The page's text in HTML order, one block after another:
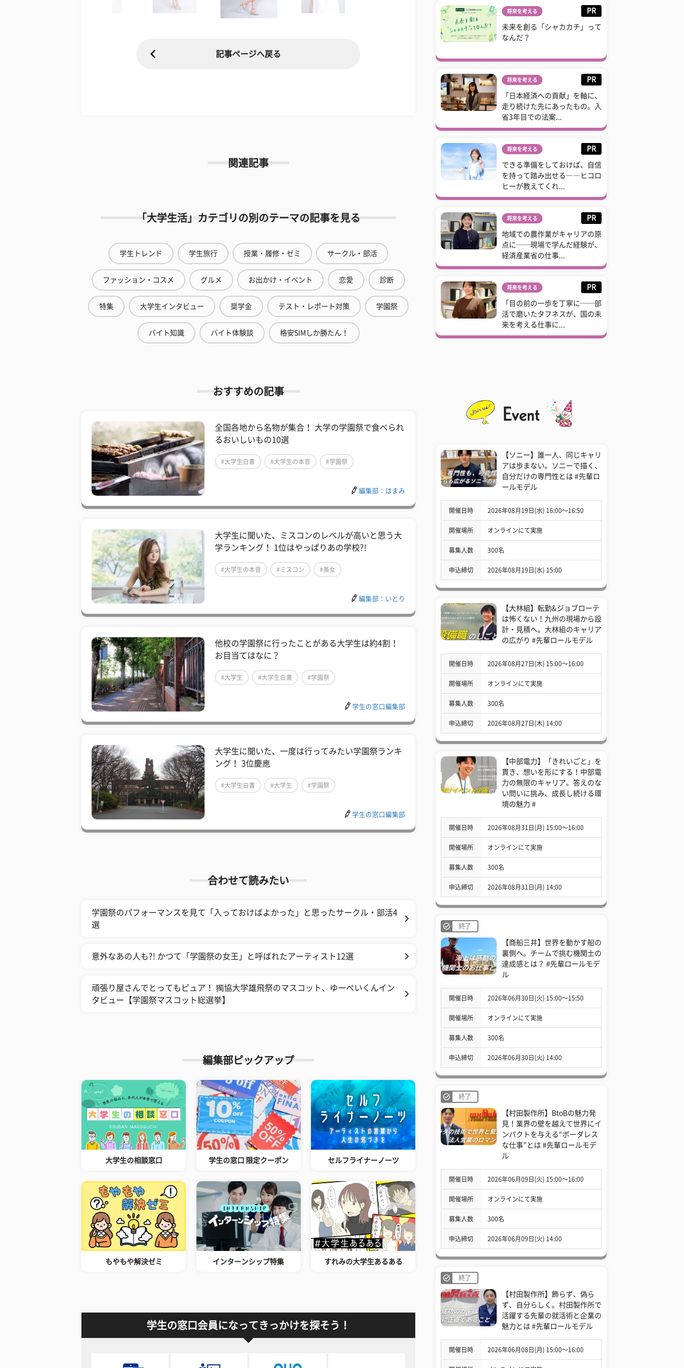
記事ページへ戻る
関連記事
「大学生活」カテゴリの別のテーマの記事を見る
学生トレンド 学生旅行 授業・履修・ゼミ サークル・部活
ファッション・コスメ グルメ お出かけ・イベント 恋愛 診断
特集 大学生インタビュー 奨学金 テスト・レポート対策 学園祭
バイト知識 バイト体験談 格安SIMしか勝たん！
おすすめの記事
全国各地から名物が集合！ 大学の学園祭で食べられ
るおいしいもの10選
#大学生白書 #大学生の本音 #学園祭
編集部：はまみ
大学生に聞いた、ミスコンのレベルが高いと思う大
学ランキング！ 1位はやっぱりあの学校?!
#大学生の本音 #ミスコン #美女
編集部：いとり
他校の学園祭に行ったことがある大学生は約4割！
お目当てはなに？
#大学生 #大学生白書 #学園祭
学生の窓口編集部
大学生に聞いた、一度は行ってみたい学園祭ランキ
ング！ 3位慶應
#大学生白書 #大学生 #学園祭
学生の窓口編集部
合わせて読みたい
学園祭のパフォーマンスを見て「入っておけばよかった」と思ったサークル・部活4
選
意外なあの人も?! かつて「学園祭の女王」と呼ばれたアーティスト12選
頑張り屋さんでとってもピュア！ 獨協大学雄飛祭のマスコット、ゆーぺいくんイン
タビュー【学園祭マスコット総選挙】
編集部ピックアップ
大学生の相談窓口 学生の窓口 限定クーポン セルフライナーノーツ
もやもや解決ゼミ インターンシップ特集 すれみの大学生あるある
学生の窓口会員になってきっかけを探そう！
将来を考える PR
未来を創る「シャカカチ」って
なんだ？
将来を考える PR
「日本経済への貢献」を軸に、
走り続けた先にあったもの。入
省3年目での法案...
将来を考える PR
できる準備をしておけば、自信
を持って踏み出せる――ヒコロ
ヒーが教えてくれ...
将来を考える PR
地域での農作業がキャリアの原
点に──現場で学んだ経験が、
経済産業省の仕事...
将来を考える PR
「目の前の一歩を丁寧に──部
活で磨いたタフネスが、国の未
来を考える仕事に...
【ソニー】誰一人、同じキャリ
アは歩まない。ソニーで描く、
自分だけの専門性とは #先輩ロ
ールモデル
開催日時 2026年08月19日(水) 16:00〜16:50
開催場所 オンラインにて実施
募集人数 300名
申込締切 2026年08月19日(水) 15:00
【大林組】転勤&ジョブローテ
は怖くない！九州の現場から設
計・見積へ。大林組のキャリア
の広がり #先輩ロールモデル
開催日時 2026年08月27日(木) 15:00〜16:00
開催場所 オンラインにて実施
募集人数 300名
申込締切 2026年08月27日(木) 14:00
【中部電力】「きれいごと」を
貫き、想いを形にする！中部電
力の無限のキャリア。答えのな
い問いに挑み、成長し続ける環
境の魅力 #
開催日時 2026年08月31日(月) 15:00〜16:00
開催場所 オンラインにて実施
募集人数 300名
申込締切 2026年08月31日(月) 14:00
終了
【商船三井】世界を動かす船の
裏側へ。チームで挑む機関士の
達成感とは？ #先輩ロールモデ
ル
開催日時 2026年06月30日(火) 15:00〜15:50
開催場所 オンラインにて実施
募集人数 300名
申込締切 2026年06月30日(火) 14:00
終了
【村田製作所】BtoBの魅力発
見！業界の壁を越えて世界にイ
ンパクトを与える“ボーダレス
な仕事”とは #先輩ロールモデ
ル
開催日時 2026年06月09日(火) 15:00〜16:00
開催場所 オンラインにて実施
募集人数 300名
申込締切 2026年06月09日(火) 14:00
終了
【村田製作所】飾らず、偽ら
ず、自分らしく。村田製作所で
活躍する先輩の就活術と企業の
魅力とは #先輩ロールモデル
開催日時 2026年06月08日(月) 15:00〜16:00